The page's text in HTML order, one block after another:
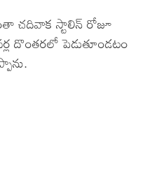
చదివాక స్టాలిన్ రోజూ
దొంతరలో పెడుతూండటం